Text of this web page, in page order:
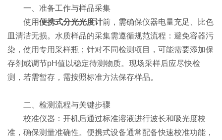
​​一、准备工作与样品采集​​
使用便携式分光光度计前，需确保仪器电量充足、比色
皿清洁无损。水质样品的采集需遵循规范流程：避免容器污
染，使用专用采样瓶；针对不同检测项目，可能需要添加保
存剂或调节pH值以稳定待测物质。现场采样后应尽快检
测，若需暂存，需按照标准方法保存样品。
​​二、检测流程与关键步骤​​
​​校准仪器​​：开机后通过标准溶液进行波长和吸光度校
准，确保测量准确性。便携式设备通常配备快速校准功能，